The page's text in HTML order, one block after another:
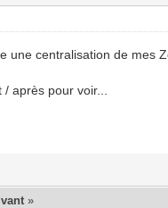
une centralisation de mes
après pour voir...
»